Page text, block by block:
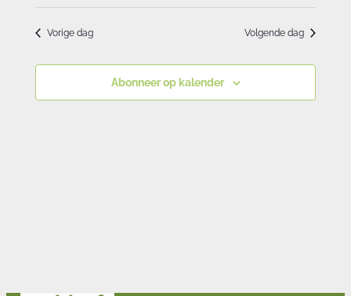
Vorige dag Volgende dag
Abonneer op kalender